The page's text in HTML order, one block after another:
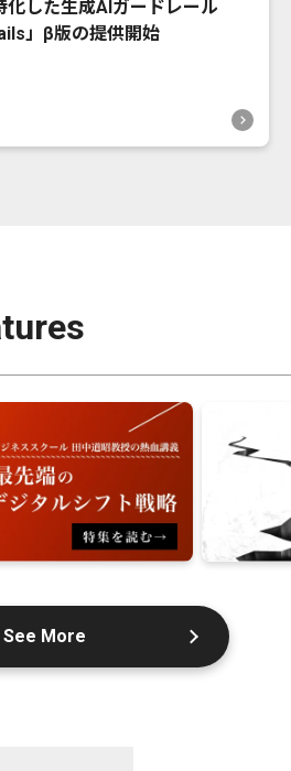
化した生成AIガードレール
」β版の提供開始
See More